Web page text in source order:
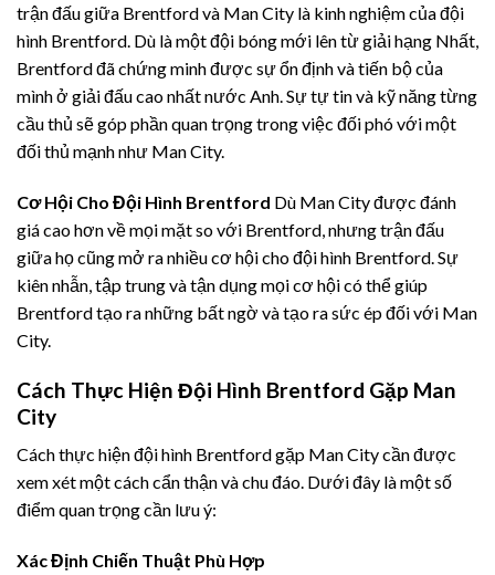
trận đấu giữa Brentford và Man City là kinh nghiệm của đội
hình Brentford. Dù là một đội bóng mới lên từ giải hạng Nhất,
Brentford đã chứng minh được sự ổn định và tiến bộ của
mình ở giải đấu cao nhất nước Anh. Sự tự tin và kỹ năng từng
cầu thủ sẽ góp phần quan trọng trong việc đối phó với một
đối thủ mạnh như Man City.
Cơ Hội Cho Đội Hình Brentford Dù Man City được đánh
giá cao hơn về mọi mặt so với Brentford, nhưng trận đấu
giữa họ cũng mở ra nhiều cơ hội cho đội hình Brentford. Sự
kiên nhẫn, tập trung và tận dụng mọi cơ hội có thể giúp
Brentford tạo ra những bất ngờ và tạo ra sức ép đối với Man
City.
Cách Thực Hiện Đội Hình Brentford Gặp Man
City
Cách thực hiện đội hình Brentford gặp Man City cần được
xem xét một cách cẩn thận và chu đáo. Dưới đây là một số
điểm quan trọng cần lưu ý:
Xác Định Chiến Thuật Phù Hợp